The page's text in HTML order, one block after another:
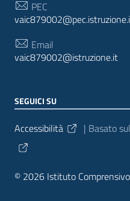
PEC
Email
vaic879002@istruzione.it
SEGUICI SU
Sezione Link Utili
Accessibilità | Basato sul
© 2026 Istituto